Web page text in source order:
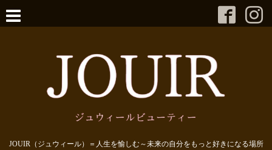
JOUIR（ジュウィール）＝人生を愉しむ～未来の自分をもっと好きになる場所